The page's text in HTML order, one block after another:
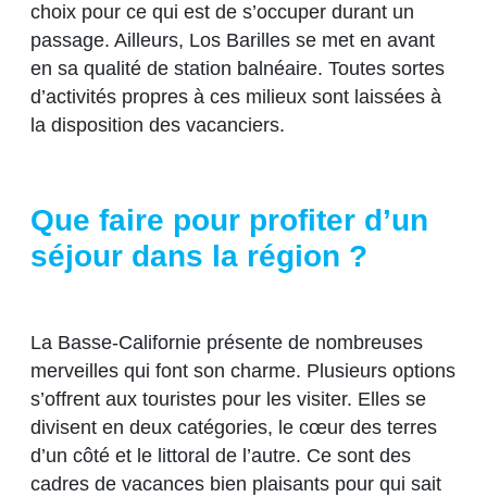
choix pour ce qui est de s’occuper durant un
passage. Ailleurs, Los Barilles se met en avant
en sa qualité de station balnéaire. Toutes sortes
d’activités propres à ces milieux sont laissées à
la disposition des vacanciers.
Que faire pour profiter d’un
séjour dans la région ?
La Basse-Californie présente de nombreuses
merveilles qui font son charme. Plusieurs options
s’offrent aux touristes pour les visiter. Elles se
divisent en deux catégories, le cœur des terres
d’un côté et le littoral de l’autre. Ce sont des
cadres de vacances bien plaisants pour qui sait